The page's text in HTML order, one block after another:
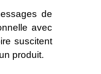
de
avec
suscitent
produit.